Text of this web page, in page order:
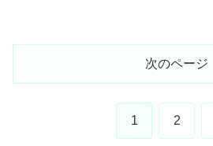
次のページ
1 2